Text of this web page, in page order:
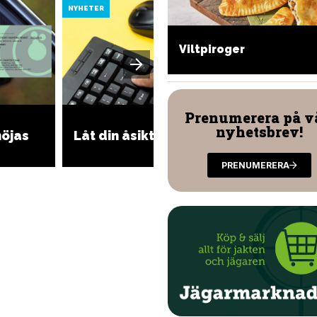
NYHETER
Låt din åsikt höras
NYHETER
utskuren biff Viltpiroger
Prenumerera på
nyhetsbrev!
PRENUMERERA